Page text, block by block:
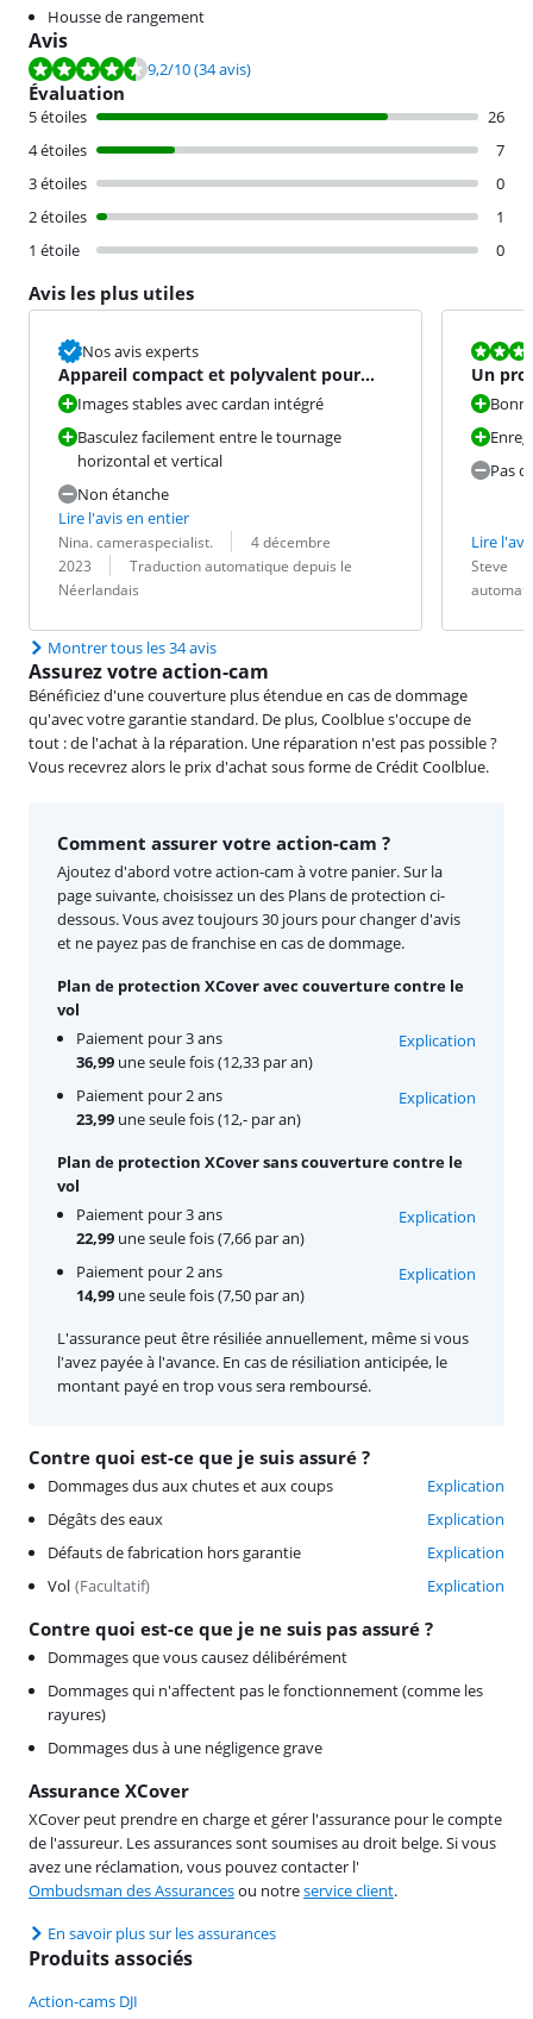
Housse de rangement
Avis
La note est de 9,2 sur 10, basée sur 34 avis.
9,2/10(34 avis)
Évaluation
5 étoiles
26
4 étoiles
7
3 étoiles
0
2 étoiles
1
1 étoile
0
Avis les plus utiles
Nos avis experts
Appareil compact et polyvalent pour
des vidéos de haute qual
Images stables avec cardan intégré
Basculez facilement entre le tournage
horizontal et vertical
Non étanche
Lire l'avis en entier
Évaluation par :
Nina. cameraspecialist.
Date :
4 décembre
2023
Traduction :
Traduction automatique depuis le
Néerlandais
La note est
Un
options
Pas
Lire
Évaluation
Steve
Date :
Traduction :
Montrer tous les 34 avis
Assurez votre action-cam
Bénéficiez d'une couverture plus étendue en cas de dommage
qu'avec votre garantie standard. De plus, Coolblue s'occupe de
tout : de l'achat à la réparation. Une réparation n'est pas possible ?
Vous recevrez alors le prix d'achat sous forme de Crédit Coolblue.
Contre quoi est-ce que je suis assuré ?
Dommages dus aux chutes et aux coups
Explication
Dégâts des eaux
Explication
Défauts de fabrication hors garantie
Explication
Vol (Facultatif) Explication
Contre quoi est-ce que je ne suis pas assuré ?
Dommages que vous causez délibérément
Dommages qui n'affectent pas le fonctionnement (comme les
rayures)
Dommages dus à une négligence grave
Assurance XCover
XCover peut prendre en charge et gérer l'assurance pour le compte
de l'assureur. Les assurances sont soumises au droit belge. Si vous
avez une réclamation, vous pouvez contacter l'
Ombudsman des Assurancesou notreservice client.
En savoir plus sur les assurances
Comment assurer votre action-cam ?
Ajoutez d'abord votre action-cam à votre panier. Sur la
page suivante, choisissez un des Plans de protection ci-
dessous. Vous avez toujours 30 jours pour changer d'avis
et ne payez pas de franchise en cas de dommage.
Plan de protection XCover avec couverture contre le
vol
Paiement pour 3 ans
36,99 une seule fois (12,33 par an)
Explication
Paiement pour 2 ans
23,99 une seule fois (12,- par an)
Explication
Plan de protection XCover sans couverture contre le
vol
Paiement pour 3 ans
22,99 une seule fois (7,66 par an)
Explication
Paiement pour 2 ans
14,99 une seule fois (7,50 par an)
Explication
L'assurance peut être résiliée annuellement, même si vous
l'avez payée à l'avance. En cas de résiliation anticipée, le
montant payé en trop vous sera remboursé.
Produits associés
Action-cams DJI